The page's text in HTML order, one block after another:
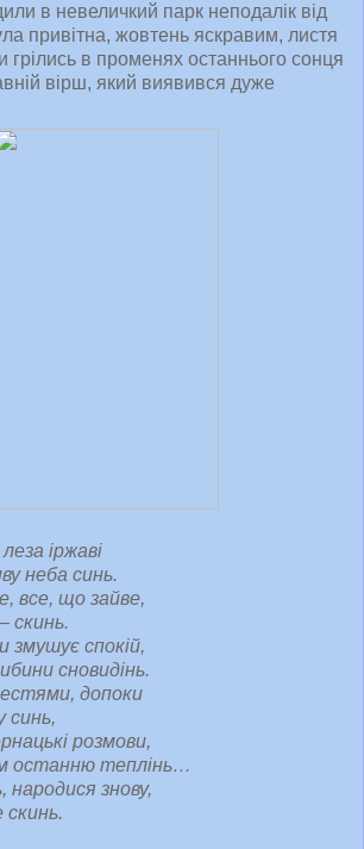
в невеличкий парк неподалік від
привітна, жовтень яскравим, листя
грілись в променях останнього сонця
вірш, який виявився дуже
іржаві
неба синь.
все, що зайве,
скинь.
спокій,
сновидінь.
допоки
синь,
розмови,
останню теплінь…
народися знову,
скинь.